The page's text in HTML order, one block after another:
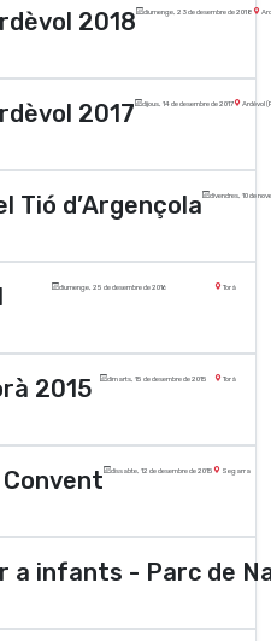
2018 diumenge, 23 de desembre de 2018
2017 dijous, 14 de desembre de 2017 Ardèvol
Tió d’Argençola divendres, 10 de
diumenge, 25 de desembre de 2016 Torà
2015 dimarts, 15 de desembre de 2015 Torà
dissabte, 12 de desembre de 2015 Segarra
a infants - Parc de